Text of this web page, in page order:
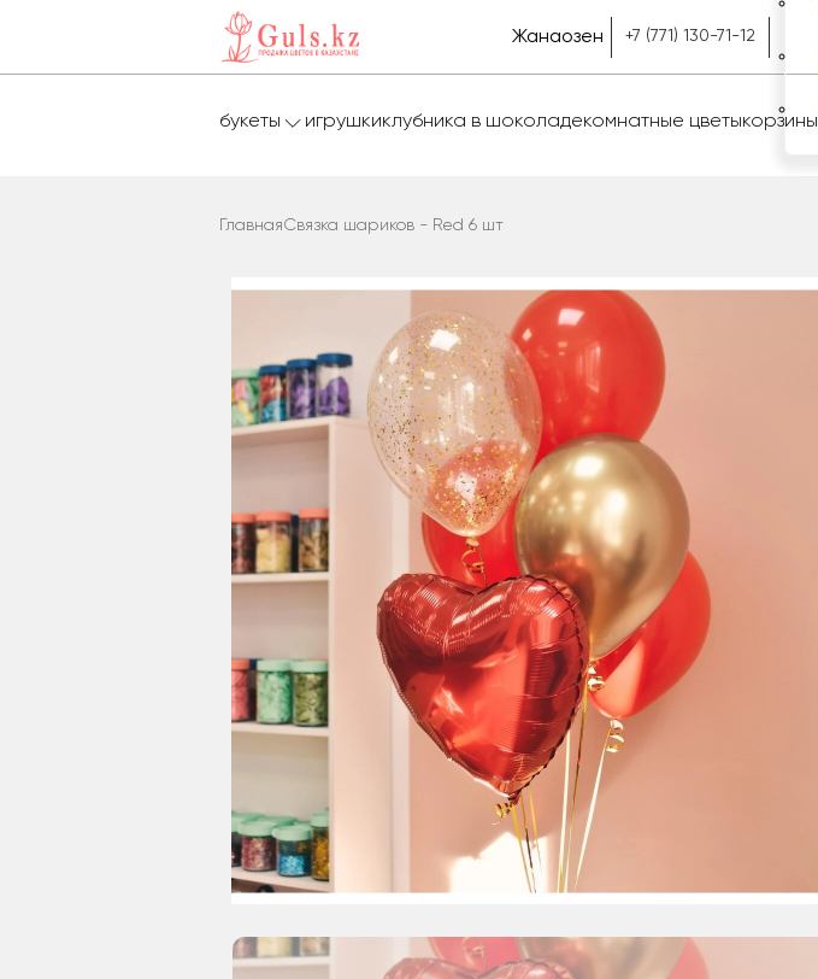
Жанаозен +7 (771) 130-71-12
букеты игрушкиклубника в шоколадекомнатные цветыкорзины
ГлавнаяСвязка шариков - Red 6 шт